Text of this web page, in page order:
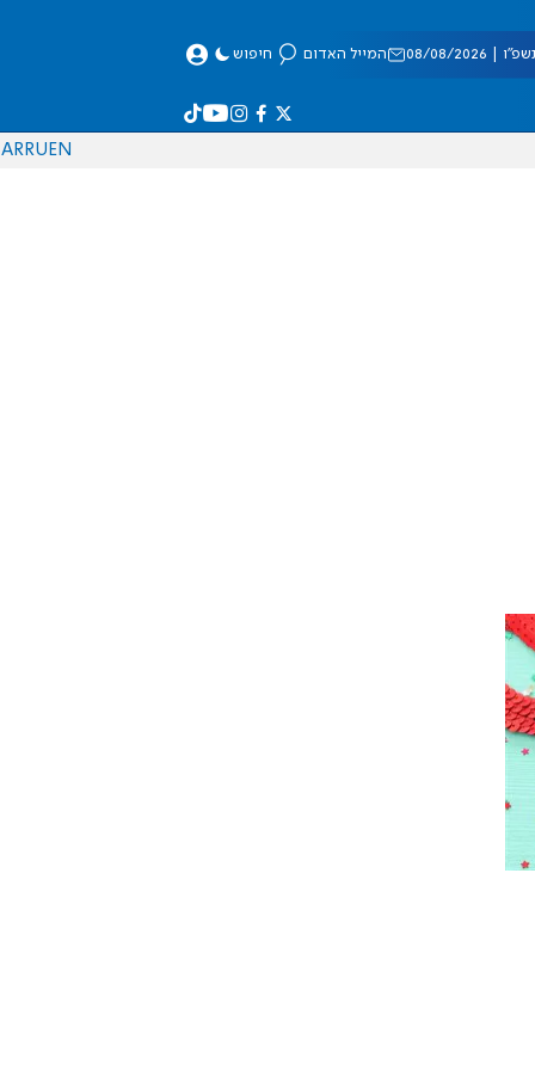
08/2026 המייל האדום חיפוש
EN
RU
AR